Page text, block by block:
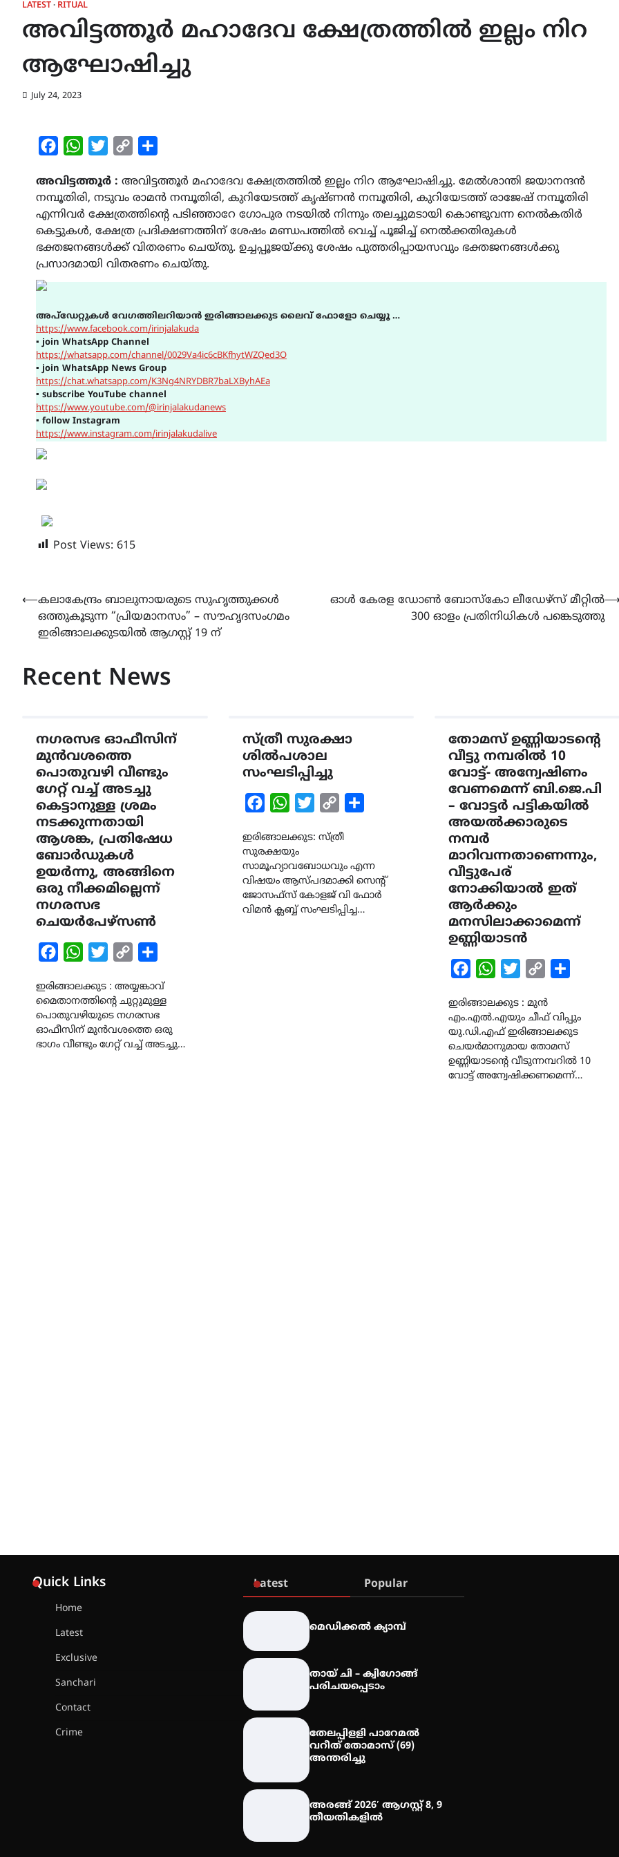
LATEST RITUAL
അവിട്ടത്തൂർ മഹാദേവ ക്ഷേത്രത്തിൽ ഇല്ലം നിറ
ആഘോഷിച്ചു
July 24, 2023
FacebookWhatsAppTwitterCopy
അവിട്ടത്തൂർ : അവിട്ടത്തൂർ മഹാദേവ ക്ഷേത്രത്തിൽ ഇല്ലം നിറ ആഘോഷിച്ചു. മേൽശാന്തി ജയാനന്ദൻ
നമ്പൂതിരി, നടുവം രാമൻ നമ്പൂതിരി, കുറിയേടത്ത് കൃഷ്ണൻ നമ്പൂതിരി, കുറിയേടത്ത് രാജേഷ് നമ്പൂതിരി
എന്നിവർ ക്ഷേത്രത്തിന്‍റെ പടിഞ്ഞാറേ ഗോപുര നടയിൽ നിന്നും തലച്ചുമടായി കൊണ്ടുവന്ന നെൽകതിർ
കെട്ടുകൾ, ക്ഷേത്ര പ്രദിക്ഷണത്തിന് ശേഷം മണ്ഡപത്തിൽ വെച്ച് പൂജിച്ച് നെൽക്കതിരുകൾ
ഭക്തജനങ്ങൾക്ക് വിതരണം ചെയ്തു. ഉച്ചപ്പൂജയ്ക്കു ശേഷം പുത്തരിപ്പായസവും ഭക്തജനങ്ങൾക്കു
പ്രസാദമായി വിതരണം ചെയ്തു.
അപ്ഡേറ്റുകൾ വേഗത്തിലറിയാൻ ഇരിങ്ങാലക്കുട ലൈവ് ഫോളോ ചെയ്യൂ …
https://www.facebook.com/irinjalakuda
▪join WhatsApp Channel
https://whatsapp.com/channel/0029Va4ic6cBKfhytWZQed3O
▪join WhatsApp News Group
https://chat.whatsapp.com/K3Ng4NRYDBR7baLXByhAEa
▪ subscribe YouTube channel
https://www.youtube.com/@irinjalakudanews
▪ follow Instagram
https://www.instagram.com/irinjalakudalive
Post Views: 615
Post
navigation
⟵കലാകേന്ദ്രം ബാലുനായരുടെ സുഹൃത്തുക്കൾ
ഒത്തുകൂടുന്ന “പ്രിയമാനസം” – സൗഹൃദസംഗമം
ഇരിങ്ങാലക്കുടയിൽ ആഗസ്റ്റ് 19 ന്
ഓൾ കേരള ഡോൺ ബോസ്കോ ലീഡേഴ്സ് മീറ്റിൽ
300 ഓളം പ്രതിനിധികൾ പങ്കെടുത്തു
Recent News
നഗരസഭ ഓഫീസിന്
മുൻവശത്തെ
പൊതുവഴി വീണ്ടും
ഗേറ്റ് വച്ച് അടച്ചു
കെട്ടാനുള്ള ശ്രമം
നടക്കുന്നതായി
ആശങ്ക, പ്രതിഷേധ
ബോർഡുകൾ
ഉയർന്നു, അങ്ങിനെ
ഒരു നീക്കമില്ലെന്ന്
നഗരസഭ
ചെയർപേഴ്സൺ
FacebookWhatsAppTwitterCopy
ഇരിങ്ങാലക്കുട : അയ്യങ്കാവ്
മൈതാനത്തിന്റെ ചുറ്റുമുള്ള
പൊതുവഴിയുടെ നഗരസഭ
ഓഫീസിന് മുൻവശത്തെ ഒരു
ഭാഗം വീണ്ടും ഗേറ്റ് വച്ച് അടച്ചു…
സ്ത്രീ സുരക്ഷാ
ശിൽപശാല
സംഘടിപ്പിച്ചു
FacebookWhatsAppTwitterCopy
ഇരിങ്ങാലക്കുട: സ്ത്രീ
സുരക്ഷയും
സാമൂഹ്യാവബോധവും എന്ന
വിഷയം ആസ്പദമാക്കി സെൻ്റ്
ജോസഫ്സ് കോളജ് വി ഫോർ
വിമൻ ക്ലബ്ബ് സംഘടിപ്പിച്ച…
തോമസ് ഉണ്ണിയാടൻ്റെ
വീട്ടു നമ്പരിൽ 10
വോട്ട്- അന്വേഷിണം
വേണമെന്ന് ബി.ജെ.പി
– വോട്ടർ പട്ടികയിൽ
അയൽക്കാരുടെ
നമ്പർ
മാറിവന്നതാണെന്നും,
വീട്ടുപേര്
നോക്കിയാൽ ഇത്
ആർക്കും
മനസിലാക്കാമെന്ന്
ഉണ്ണിയാടൻ
FacebookWhatsAppTwitterCopy
ഇരിങ്ങാലക്കുട : മുൻ
എം.എൽ.എയും ചീഫ് വിപ്പും
യു.ഡി.എഫ് ഇരിങ്ങാലക്കുട
ചെയർമാനുമായ തോമസ്
ഉണ്ണിയാടൻ്റെ വീടുന്നമ്പറിൽ 10
വോട്ട് അന്വേഷിക്കണമെന്ന്…
Quick Links
Home
Latest
Exclusive
Sanchari
Contact
Crime
Latest Popular
മെഡിക്കൽ ക്യാമ്പ്
തായ് ചി – ക്വിഗോങ്ങ്
പരിചയപ്പെടാം
തേലപ്പിളളി പാറേമൽ
വറീത് തോമാസ് (69)
അന്തരിച്ചു
അരങ്ങ് 2026′ ആഗസ്റ്റ് 8, 9
തീയതികളിൽ